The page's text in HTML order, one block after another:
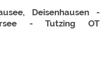
Deisenhausen -
- Tutzing OT